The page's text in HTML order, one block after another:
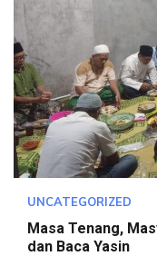
UNCATEGORIZED
Masa Tenang,
dan Baca Yasin